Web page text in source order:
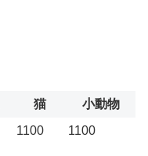
猫
小動物
1100 1100